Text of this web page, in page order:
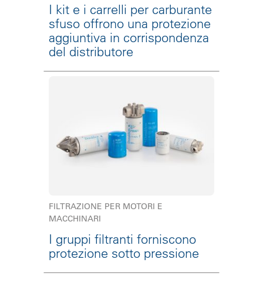
I kit e i carrelli per carburante
sfuso offrono una protezione
aggiuntiva in corrispondenza
del distributore
FILTRAZIONE PER MOTORI E
MACCHINARI
I gruppi filtranti forniscono
protezione sotto pressione